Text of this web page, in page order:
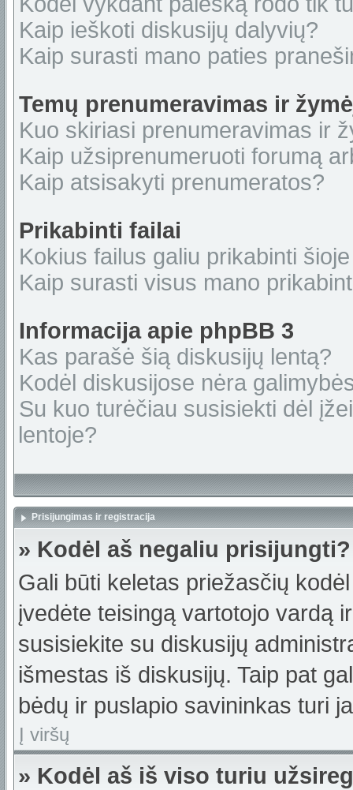
Kaip ieškoti diskusijų dalyvių?
Kaip surasti mano paties
Temų prenumeravimas ir
Kuo skiriasi prenumeravimas ir
Kaip užsiprenumeruoti forumą
Kaip atsisakyti prenumeratos?
Prikabinti failai
Kokius failus galiu prikabinti
Kaip surasti visus mano
Informacija apie phpBB 3
Kas parašė šią diskusijų lentą?
Kodėl diskusijose nėra
Su kuo turėčiau susisiekti dėl
lentoje?
Prisijungimas ir registracija
» Kodėl aš negaliu prisijungti?
Gali būti keletas priežasčių
įvedėte teisingą vartotojo vardą
susisiekite su diskusijų
išmestas iš diskusijų. Taip pat
bėdų ir puslapio savininkas turi
Į viršų
» Kodėl aš iš viso turiu